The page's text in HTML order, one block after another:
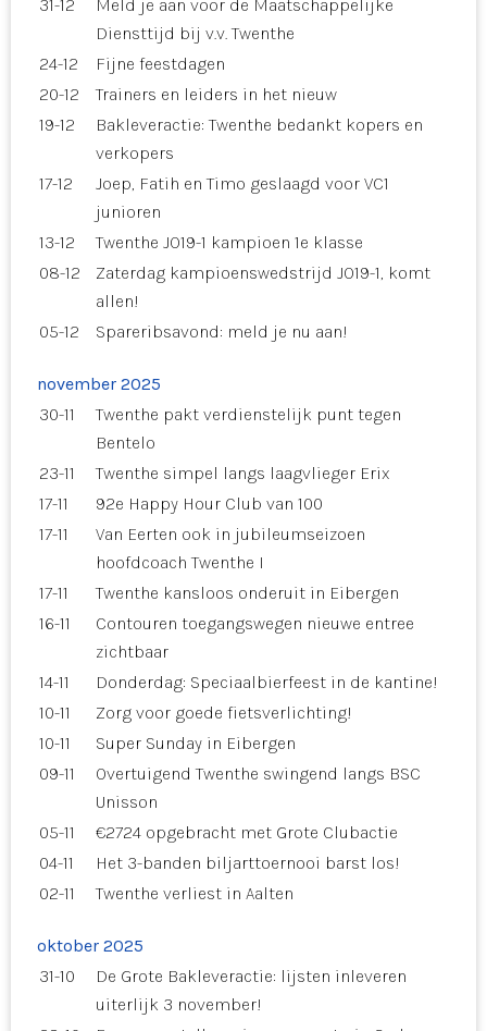
31-12
Meld je aan voor de Maatschappelijke
Diensttijd bij v.v. Twenthe
24-12
Fijne feestdagen
20-12
Trainers en leiders in het nieuw
19-12
Bakleveractie: Twenthe bedankt kopers en
verkopers
17-12
Joep, Fatih en Timo geslaagd voor VC1
junioren
13-12
Twenthe JO19-1 kampioen 1e klasse
08-12
Zaterdag kampioenswedstrijd JO19-1, komt
allen!
05-12
Spareribsavond: meld je nu aan!
november 2025
30-11
Twenthe pakt verdienstelijk punt tegen
Bentelo
23-11
Twenthe simpel langs laagvlieger Erix
17-11
92e Happy Hour Club van 100
17-11
Van Eerten ook in jubileumseizoen
hoofdcoach Twenthe I
17-11
Twenthe kansloos onderuit in Eibergen
16-11
Contouren toegangswegen nieuwe entree
zichtbaar
14-11
Donderdag: Speciaalbierfeest in de kantine!
10-11
Zorg voor goede fietsverlichting!
10-11
Super Sunday in Eibergen
09-11
Overtuigend Twenthe swingend langs BSC
Unisson
05-11
€2724 opgebracht met Grote Clubactie
04-11
Het 3-banden biljarttoernooi barst los!
02-11
Twenthe verliest in Aalten
oktober 2025
31-10
De Grote Bakleveractie: lijsten inleveren
uiterlijk 3 november!